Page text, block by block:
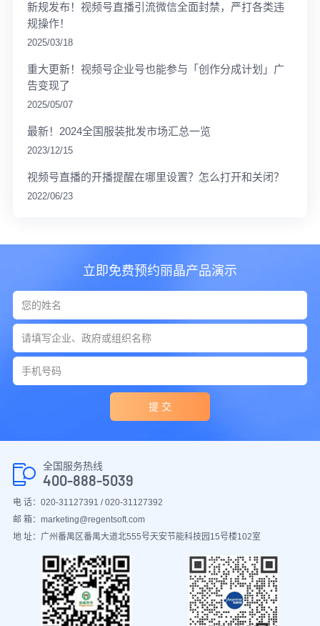
新规发布！视频号直播引流微信全面封禁，严打各类违
规操作！
2025/03/18
重大更新！视频号企业号也能参与「创作分成计划」广
告变现了
2025/05/07
最新！2024全国服装批发市场汇总一览
2023/12/15
视频号直播的开播提醒在哪里设置？怎么打开和关闭？
2022/06/23
立即免费预约丽晶产品演示
提 交
全国服务热线
400-888-5039
电 话：020-31127391 / 020-31127392
邮 箱：marketing@regentsoft.com
地 址：广州番禺区番禺大道北555号天安节能科技园15号楼102室